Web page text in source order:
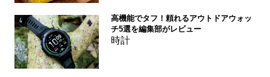
4
高機能でタフ！頼れるアウトドアウォッ
チ5選を編集部がレビュー
時計